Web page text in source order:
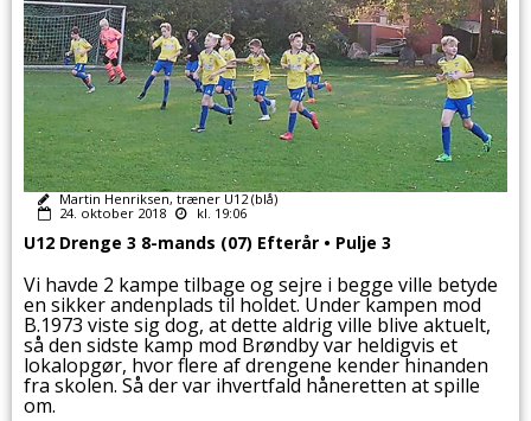
Martin Henriksen, træner U12 (blå)
24. oktober 2018
kl. 19:06
U12 Drenge 3 8-mands (07) Efterår • Pulje 3
Vi havde 2 kampe tilbage og sejre i begge ville betyde
en sikker andenplads til holdet. Under kampen mod
B.1973 viste sig dog, at dette aldrig ville blive aktuelt,
så den sidste kamp mod Brøndby var heldigvis et
lokalopgør, hvor flere af drengene kender hinanden
fra skolen. Så der var ihvertfald håneretten at spille
om.